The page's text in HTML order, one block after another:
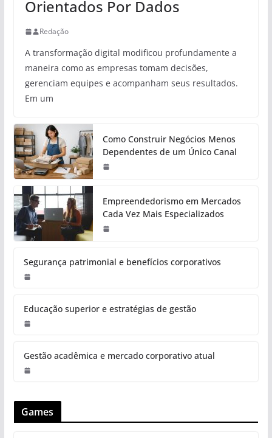
Orientados Por Dados
Redação
A transformação digital modificou profundamente a
maneira como as empresas tomam decisões,
gerenciam equipes e acompanham seus resultados.
Em um
Como Construir Negócios Menos
Dependentes de um Único Canal
Empreendedorismo em Mercados
Cada Vez Mais Especializados
Segurança patrimonial e benefícios corporativos
Educação superior e estratégias de gestão
Gestão acadêmica e mercado corporativo atual
Games